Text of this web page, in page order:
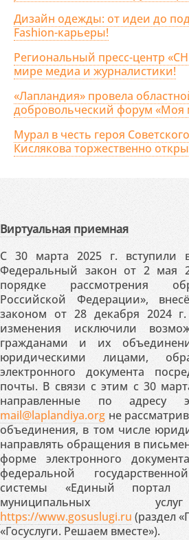
Дизайн одежды: от идеи до
Fashion-карьеры!
Региональный пресс-центр
мире медиа и журналистики!
«Лапландия» провела
добровольческий форум «Моя
Мурал в честь героя
Кислякова торжественно
Виртуальная приемная
С 30 марта 2025 г. вступили
Федеральный закон от 2
порядке рассмотрения
Российской Федерации»,
законом от 28 декабря 2024
изменения исключили
гражданами и их
юридическими лицами,
электронного документа
почты. В связи с этим с 30
направленные по адресу
mail@laplandiya.org не
объединения, в том числе
направлять обращения в
форме электронного
федеральной
системы «Единый портал
муниципальных
https://www.gosuslugi.ru (раздел
«Госуслуги. Решаем вместе»).